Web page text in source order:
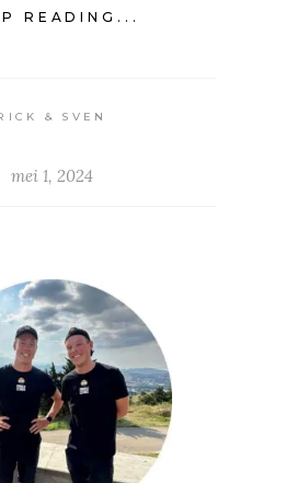
READING...
& SVEN
mei 1, 2024